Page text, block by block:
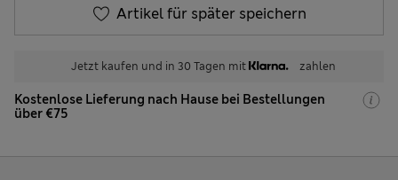
Artikel für später speichern
Jetzt kaufen und in 30 Tagen mit zahlen
Kostenlose Lieferung nach Hause bei Bestellungen
über €75